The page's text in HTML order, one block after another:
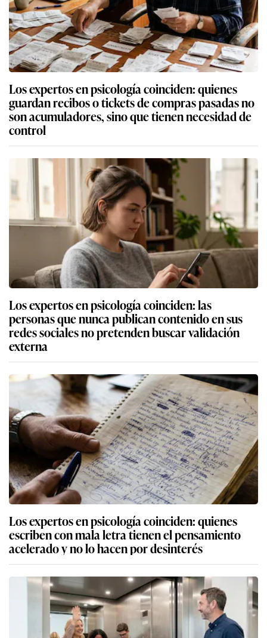
Los expertos en psicología coinciden: quienes
guardan recibos o tickets de compras pasadas no
son acumuladores, sino que tienen necesidad de
control
Los expertos en psicología coinciden: las
personas que nunca publican contenido en sus
redes sociales no pretenden buscar validación
externa
Los expertos en psicología coinciden: quienes
escriben con mala letra tienen el pensamiento
acelerado y no lo hacen por desinterés